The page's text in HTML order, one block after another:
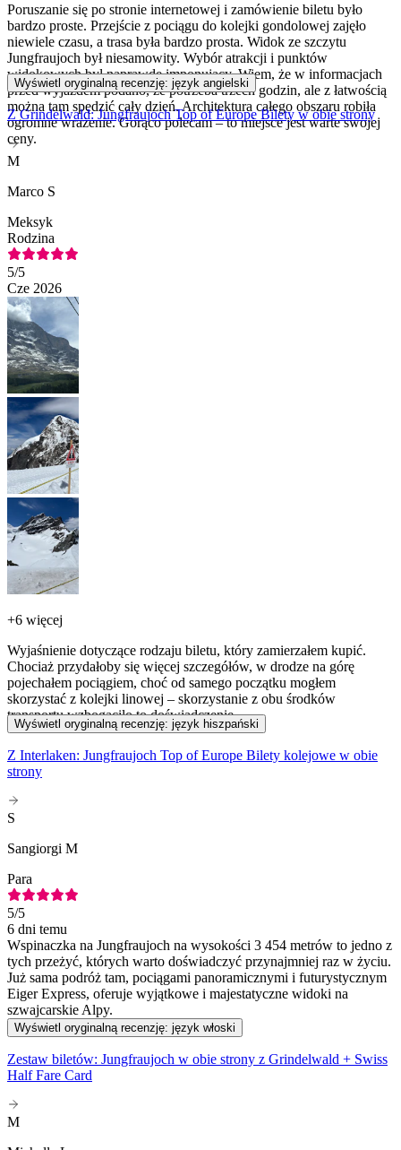
Poruszanie się po stronie internetowej i zamówienie biletu było
bardzo proste. Przejście z pociągu do kolejki gondolowej zajęło
niewiele czasu, a trasa była bardzo prosta. Widok ze szczytu
Jungfraujoch był niesamowity. Wybór atrakcji i punktów
widokowych był naprawdę imponujący. Wiem, że w informacjach
przed wyjazdem podano, że potrzeba trzech godzin, ale z łatwością
można tam spędzić cały dzień. Architektura całego obszaru robiła
ogromne wrażenie. Gorąco polecam – to miejsce jest warte swojej
ceny.
Wyświetl oryginalną recenzję: język angielski
Z Grindelwald: Jungfraujoch Top of Europe Bilety w obie strony
M
Marco S
Meksyk
Rodzina
5/5
Cze 2026
+6 więcej
Wyjaśnienie dotyczące rodzaju biletu, który zamierzałem kupić.
Chociaż przydałoby się więcej szczegółów, w drodze na górę
pojechałem pociągiem, choć od samego początku mogłem
skorzystać z kolejki linowej – skorzystanie z obu środków
transportu wzbogaciło to doświadczenie.
Wyświetl oryginalną recenzję: język hiszpański
Z Interlaken: Jungfraujoch Top of Europe Bilety kolejowe w obie
strony
S
Sangiorgi M
Para
5/5
6 dni temu
Wspinaczka na Jungfraujoch na wysokości 3 454 metrów to jedno z
tych przeżyć, których warto doświadczyć przynajmniej raz w życiu.
Już sama podróż tam, pociągami panoramicznymi i futurystycznym
Eiger Express, oferuje wyjątkowe i majestatyczne widoki na
szwajcarskie Alpy.
Wyświetl oryginalną recenzję: język włoski
Zestaw biletów: Jungfraujoch w obie strony z Grindelwald + Swiss
Half Fare Card
M